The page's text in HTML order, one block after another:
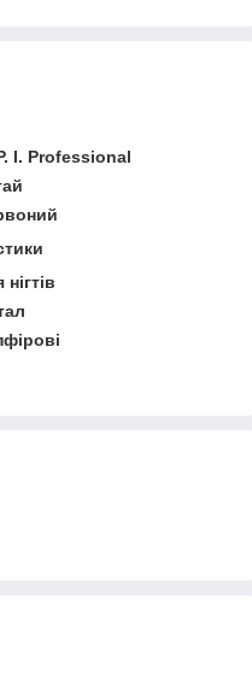
I. Professional